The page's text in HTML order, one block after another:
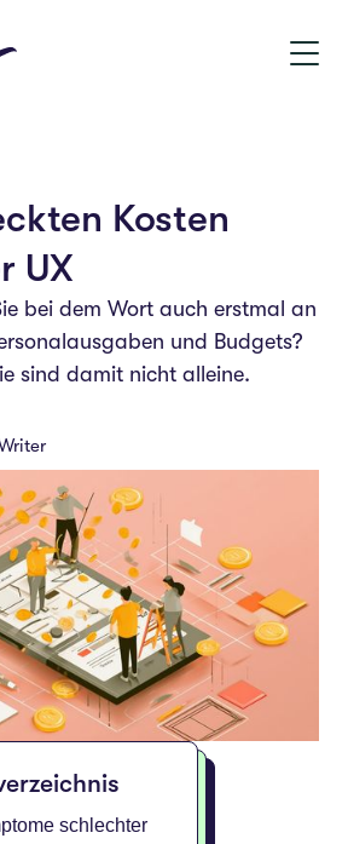
Kosten
UX
bei dem Wort auch erstmal an
und Budgets?
sind damit nicht alleine.
schlechter